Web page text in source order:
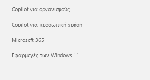
Copilot για οργανισμούς
Copilot για προσωπική χρήση
Microsoft 365
Εφαρμογές των Windows 11